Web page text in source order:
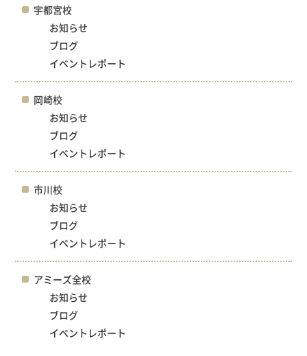
宇都宮校
お知らせ
ブログ
イベントレポート
岡崎校
お知らせ
ブログ
イベントレポート
市川校
お知らせ
ブログ
イベントレポート
アミーズ全校
お知らせ
ブログ
イベントレポート